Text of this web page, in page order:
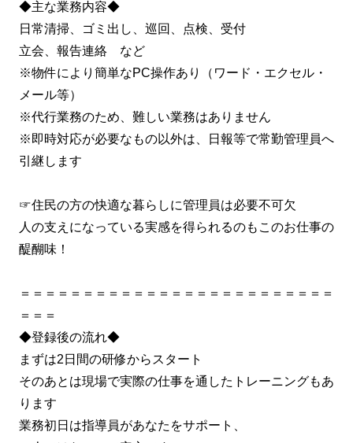
◆主な業務内容◆
日常清掃、ゴミ出し、巡回、点検、受付
立会、報告連絡 など
※物件により簡単なPC操作あり（ワード・エクセル・
メール等）
※代行業務のため、難しい業務はありません
※即時対応が必要なもの以外は、日報等で常勤管理員へ
引継します
☞住民の方の快適な暮らしに管理員は必要不可欠
人の支えになっている実感を得られるのもこのお仕事の
醍醐味！
＝＝＝＝＝＝＝＝＝＝＝＝＝＝＝＝＝＝＝＝＝＝＝＝＝
＝＝＝
◆登録後の流れ◆
まずは2日間の研修からスタート
そのあとは現場で実際の仕事を通したトレーニングもあ
ります
業務初日は指導員があなたをサポート、